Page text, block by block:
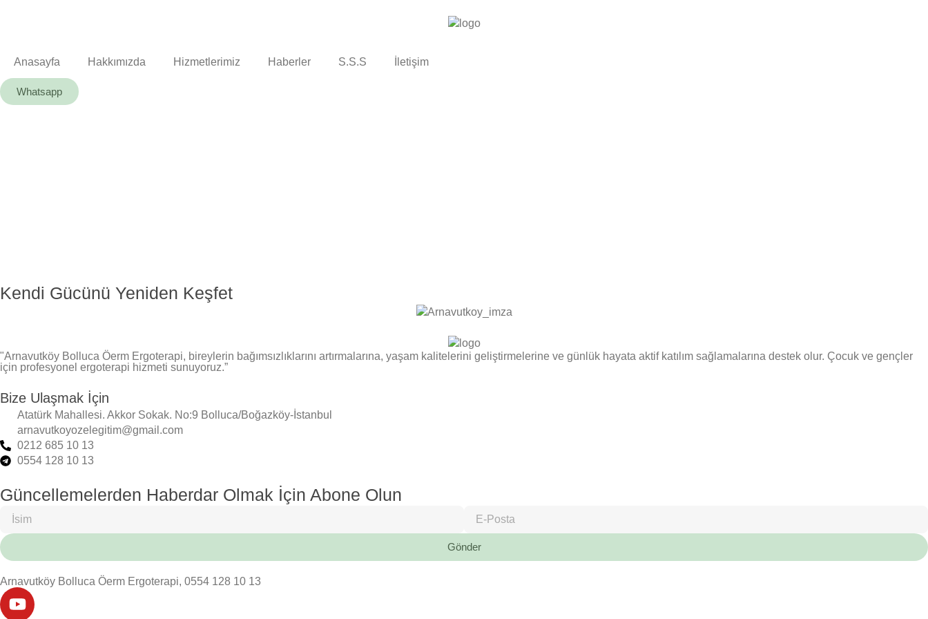
Anasayfa Hakkımızda Hizmetlerimiz Haberler S.S.S İletişim
Whatsapp
Kendi Gücünü Yeniden Keşfet
"Arnavutköy Bolluca Öerm Ergoterapi, bireylerin bağımsızlıklarını artırmalarına, yaşam kalitelerini geliştirmelerine ve günlük hayata aktif katılım sağlamalarına destek olur. Çocuk ve gençler
için profesyonel ergoterapi hizmeti sunuyoruz.”
Bize Ulaşmak İçin
Atatürk Mahallesi. Akkor Sokak. No:9 Bolluca/Boğazköy-İstanbul
arnavutkoyozelegitim@gmail.com
0212 685 10 13
0554 128 10 13
Güncellemelerden Haberdar Olmak İçin Abone Olun
Gönder
Arnavutköy Bolluca Öerm Ergoterapi, 0554 128 10 13